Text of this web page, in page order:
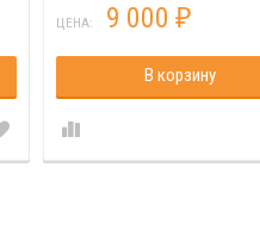
ЦЕНА: 9 000 ₽
В корзину